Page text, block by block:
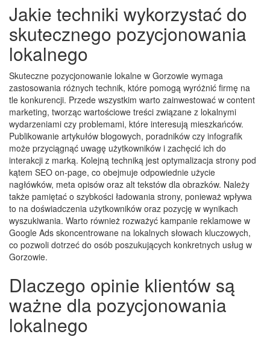
Jakie techniki wykorzystać do
skutecznego pozycjonowania
lokalnego
Skuteczne pozycjonowanie lokalne w Gorzowie wymaga
zastosowania różnych technik, które pomogą wyróżnić firmę na
tle konkurencji. Przede wszystkim warto zainwestować w content
marketing, tworząc wartościowe treści związane z lokalnymi
wydarzeniami czy problemami, które interesują mieszkańców.
Publikowanie artykułów blogowych, poradników czy infografik
może przyciągnąć uwagę użytkowników i zachęcić ich do
interakcji z marką. Kolejną techniką jest optymalizacja strony pod
kątem SEO on-page, co obejmuje odpowiednie użycie
nagłówków, meta opisów oraz alt tekstów dla obrazków. Należy
także pamiętać o szybkości ładowania strony, ponieważ wpływa
to na doświadczenia użytkowników oraz pozycję w wynikach
wyszukiwania. Warto również rozważyć kampanie reklamowe w
Google Ads skoncentrowane na lokalnych słowach kluczowych,
co pozwoli dotrzeć do osób poszukujących konkretnych usług w
Gorzowie.
Dlaczego opinie klientów są
ważne dla pozycjonowania
lokalnego